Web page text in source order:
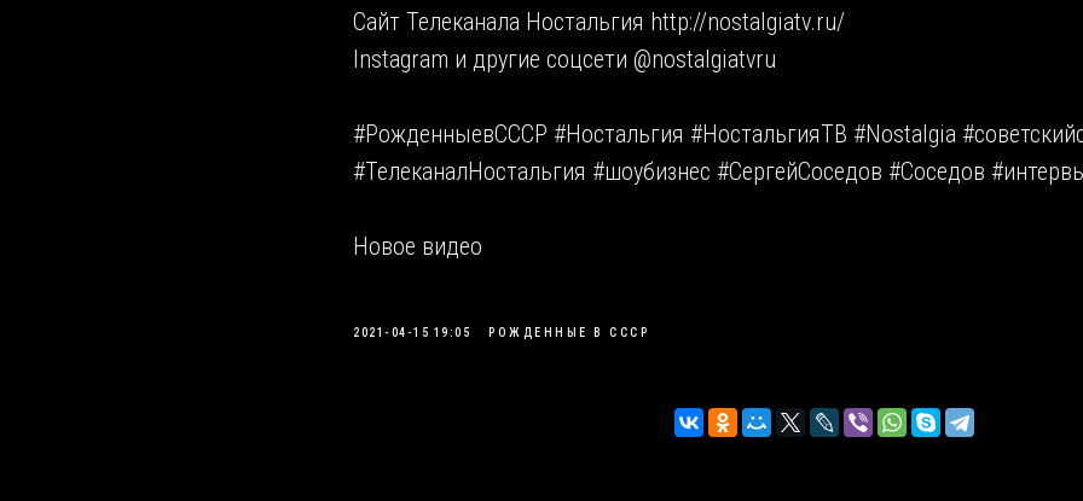
Сайт Телеканала Ностальгия http://nostalgiatv.ru/
Instagram и другие соцсети @nostalgiatvru
#РожденныевСССР #Ностальгия #НостальгияТВ #Nostalgia
#ТелеканалНостальгия #шоубизнес #СергейСоседов #Соседов
Новое видео
2021-04-15 19:05 РОЖДЕННЫЕ В СССР